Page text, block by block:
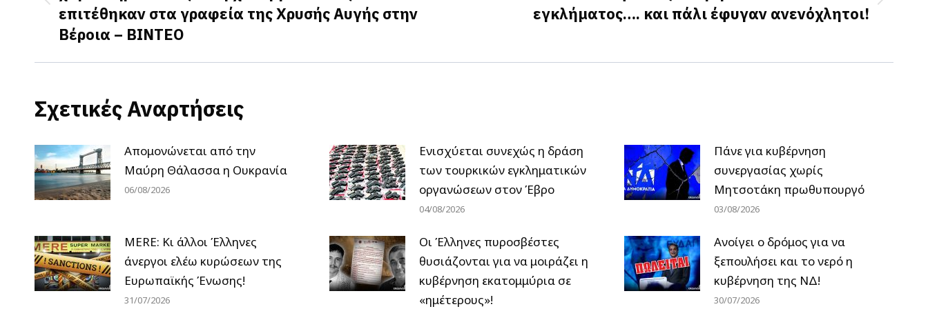
Previous
post:
επιτέθηκαν στα γραφεία της Χρυσής Αυγής στην
Βέροια – ΒΙΝΤΕΟ
εγκλήματος…. και πάλι έφυγαν ανενόχλητοι!
Σχετικές Αναρτήσεις
Απομονώνεται από την
Μαύρη Θάλασσα η Ουκρανία
06/08/2026
Ενισχύεται συνεχώς η δράση
των τουρκικών εγκληματικών
οργανώσεων στον Έβρο
04/08/2026
Πάνε για κυβέρνηση
συνεργασίας χωρίς
Μητσοτάκη πρωθυπουργό
03/08/2026
MERE: Κι άλλοι Έλληνες
άνεργοι ελέω κυρώσεων της
Ευρωπαϊκής Ένωσης!
31/07/2026
Οι Έλληνες πυροσβέστες
θυσιάζονται για να μοιράζει η
κυβέρνηση εκατομμύρια σε
«ημέτερους»!
Ανοίγει ο δρόμος για να
ξεπουλήσει και το νερό η
κυβέρνηση της ΝΔ!
30/07/2026